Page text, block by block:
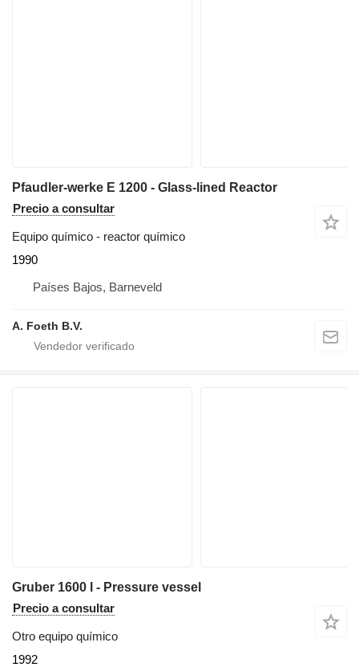
Pfaudler-werke E 1200 - Glass-lined Reactor
Precio a consultar
Equipo químico - reactor químico
1990
Países Bajos, Barneveld
A. Foeth B.V.
Gruber 1600 l - Pressure vessel
Precio a consultar
Otro equipo químico
1992